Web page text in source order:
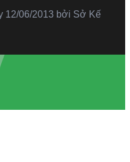
12/06/2013 bởi Sở Kế